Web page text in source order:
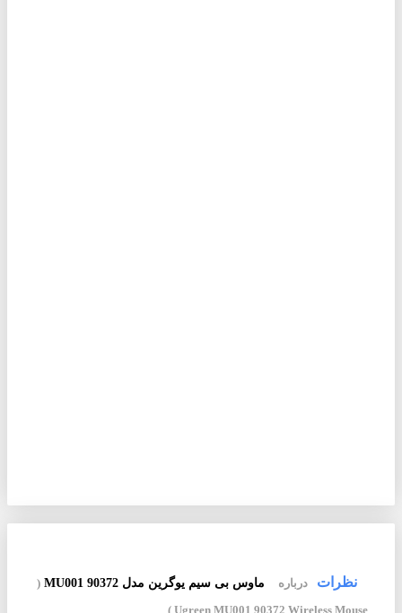
نظرات درباره ماوس بی سیم یوگرین مدل MU001 90372
(
Ugreen MU001 90372 Wireless Mouse )